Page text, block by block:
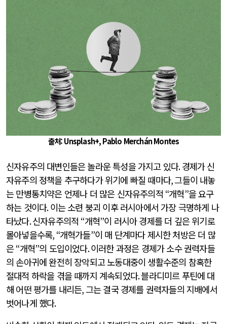
출처: Unsplash+, Pablo Merchán Montes
신자유주의 대변인들은 놀라운 특성을 가지고 있다.경제가 신
자유주의 정책을 추구하다가 위기에 빠질 때마다,그들이 내놓
는 만병통치약은 언제나 더 많은 신자유주의적 “개혁”을 요구
하는 것이다.이는 소련 붕괴 이후 러시아에서 가장 극명하게 나
타났다.신자유주의적 “개혁”이 러시아 경제를 더 깊은 위기로
몰아넣을수록, “개혁가들”이 매 단계마다 제시한 처방은 더 많
은“개혁”의 도입이었다.이러한 과정은 경제가 소수 권력자들
의 손아귀에 완전히 장악되고 노동대중이 생활수준의 참혹한
절대적 하락을 겪을 때까지 계속되었다.블라디미르 푸틴에 대
해 어떤 평가를 내리든,그는 결국 경제를 권력자들의 지배에서
벗어나게 했다.